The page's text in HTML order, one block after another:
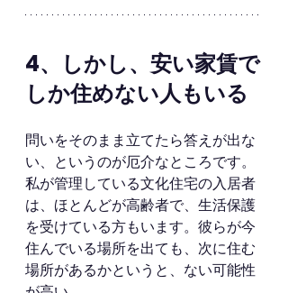
4、しかし、安い家賃で
しか住めない人もいる
問いをそのまま立てたら答えが出な
い、というのが厄介なところです。
私が管理している文化住宅の入居者
は、ほとんどが高齢者で、生活保護
を受けている方もいます。彼らが今
住んでいる場所を出ても、次に住む
場所があるかというと、ない可能性